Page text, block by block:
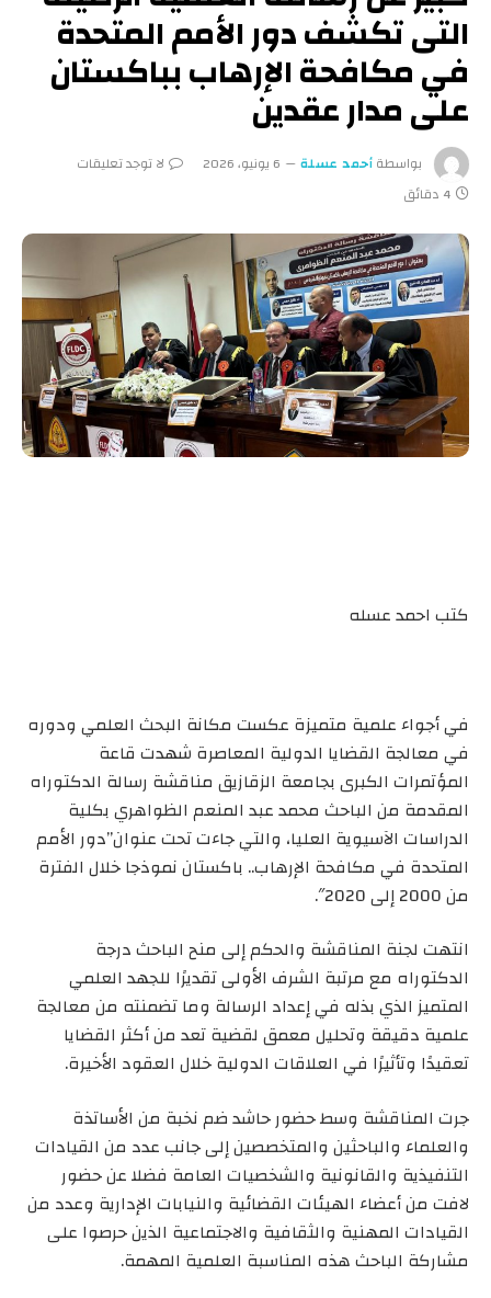
التى تكشف دور الأمم المتحدة
في مكافحة الإرهاب بباكستان
على مدار عقدين
بواسطةأحمد عسلة 6 يونيو، 2026
لا توجد تعليقات
4 دقائق
كتب احمد عسله
في أجواء علمية متميزة عكست مكانة البحث العلمي ودوره
في معالجة القضايا الدولية المعاصرة شهدت قاعة
المؤتمرات الكبرى بجامعة الزقازيق مناقشة رسالة الدكتوراه
المقدمة من الباحث محمد عبد المنعم الظواهري بكلية
الدراسات الآسيوية العليا، والتي جاءت تحت عنوان”دور الأمم
المتحدة في مكافحة الإرهاب.. باكستان نموذجا خلال الفترة
من 2000 إلى 2020″.
انتهت لجنة المناقشة والحكم إلى منح الباحث درجة
الدكتوراه مع مرتبة الشرف الأولى تقديرًا للجهد العلمي
المتميز الذي بذله في إعداد الرسالة وما تضمنته من معالجة
علمية دقيقة وتحليل معمق لقضية تعد من أكثر القضايا
تعقيدًا وتأثيرًا في العلاقات الدولية خلال العقود الأخيرة.
جرت المناقشة وسط حضور حاشد ضم نخبة من الأساتذة
والعلماء والباحثين والمتخصصين إلى جانب عدد من القيادات
التنفيذية والقانونية والشخصيات العامة فضلا عن حضور
لافت من أعضاء الهيئات القضائية والنيابات الإدارية وعدد من
القيادات المهنية والثقافية والاجتماعية الذين حرصوا على
مشاركة الباحث هذه المناسبة العلمية المهمة.